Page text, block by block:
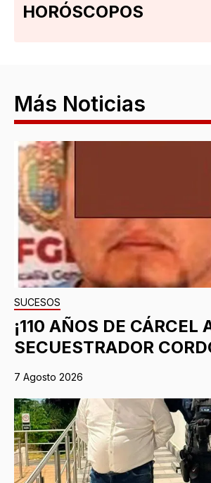
HORÓSCOPOS
Más Noticias
SUCESOS
¡110 AÑOS DE CÁRCEL
SECUESTRADOR
7 Agosto 2026